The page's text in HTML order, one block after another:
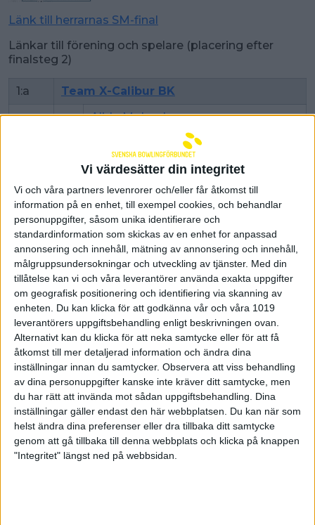
Vi värdesätter din integritet
Vi och våra partners levenrorer och/eller får åtkomst till
information på en enhet, till exempel cookies, och behandlar
personuppgifter, såsom unika identifierare och
standardinformation som skickas av en enhet for anpassad
annonsering och innehåll, mätning av annonsering och innehåll,
målgruppsundersokningar och utveckling av tjänster. Med din
tillåtelse kan vi och våra leverantörer använda exakta uppgifter
om geografisk positionering och identifiering via skanning av
enheten. Du kan klicka för att godkänna vår och våra 1019
leverantörers uppgiftsbehandling enligt beskrivningen ovan.
Alternativt kan du klicka för att neka samtycke eller för att få
åtkomst till mer detaljerad information och ändra dina
inställningar innan du samtycker. Observera att viss behandling
av dina personuppgifter kanske inte kräver ditt samtycke, men
du har rätt att invända mot sådan uppgiftsbehandling. Dina
inställningar gäller endast den här webbplatsen. Du kan när som
helst ändra dina preferenser eller dra tillbaka ditt samtycke
genom att gå tillbaka till denna webbplats och klicka på knappen
"Integritet" längst ned på webbsidan.
Länk till herrarnas SM-final
Länkar till förening och spelare (placering efter
finalsteg 2)
1:a
Team X-Calibur BK
Alida Molander
Josefin Hermansson
Victoria Johansson
2:a
B-K Eva
Anneli Blomqvist
Cecilia Solén
Erika Svensson
Lena Sulkanen
3:a
BK Hallandia
Camilla Andersson
Linnéa Andersson